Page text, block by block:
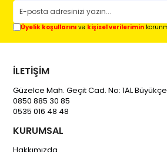
Üyelik koşullarını ve kişisel verilerimin
İLETİŞİM
Güzelce Mah. Geçit Cad. No: 1AL
0850 885 30 85
0535 016 48 48
KURUMSAL